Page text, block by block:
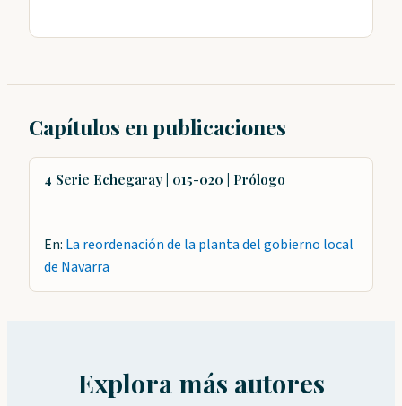
Capítulos en publicaciones
4 Serie Echegaray | 015-020 | Prólogo
En: La reordenación de la planta del gobierno local
de Navarra
Explora más autores